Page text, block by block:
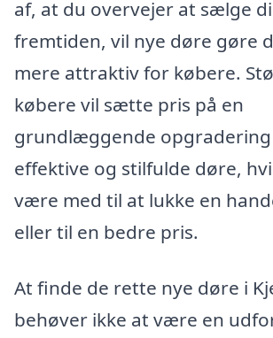
af, at du overvejer at sælge
fremtiden, vil nye døre gøre
mere attraktiv for købere.
købere vil sætte pris på en
grundlæggende opgradering
effektive og stilfulde døre,
være med til at lukke en
eller til en bedre pris.
At finde de rette nye døre i
behøver ikke at være en